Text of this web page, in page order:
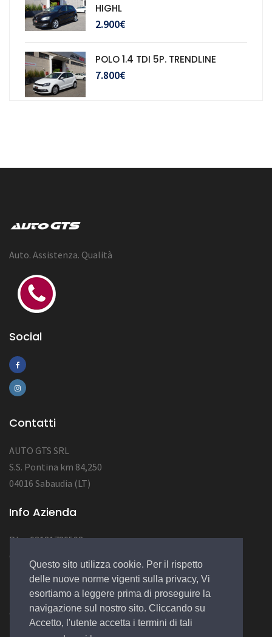
Questo sito utilizza cookie. Per il rispetto
delle nuove norme vigenti sulla privacy, Vi
esortiamo a leggere prima di proseguire la
navigazione sul nostro sito. Cliccando su
Accetto, l'utente accetta i termini di tali
HIGHL
2.900€
POLO 1.4 TDI 5P. TRENDLINE
7.800€
Auto. Assistenza. Qualità
Social
Contatti
AUTO GTS SRL
S.S. Pontina km 84,250
04016 Sabaudia (LT)
Info Azienda
P.Iva 03181780598
NUM REA LT123456
© 2022 Design by EGSoft